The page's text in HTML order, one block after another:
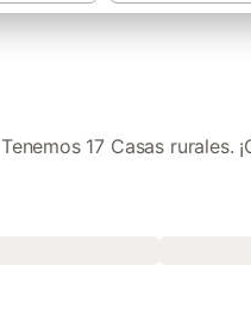
Tenemos 17 Casas rurales.